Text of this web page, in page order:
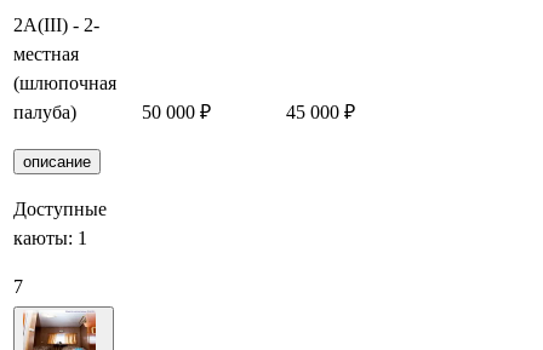
2А(III) - 2-
местная
(шлюпочная
палуба)
описание
Доступные
каюты: 1
7
50 000 ₽ 45 000 ₽